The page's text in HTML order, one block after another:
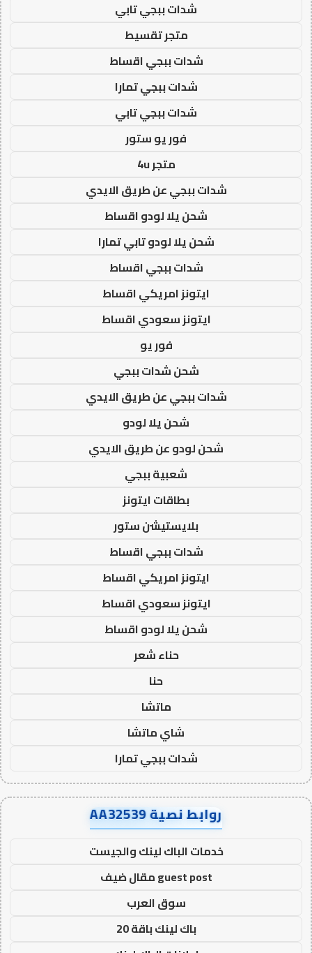
شدات ببجي تابي
متجر تقسيط
شدات ببجي اقساط
شدات ببجي تمارا
شدات ببجي تابي
فور يو ستور
متجر 4u
شدات ببجي عن طريق الايدي
شحن يلا لودو اقساط
شحن يلا لودو تابي تمارا
شدات ببجي اقساط
ايتونز امريكي اقساط
ايتونز سعودي اقساط
فور يو
شحن شدات ببجي
شدات ببجي عن طريق الايدي
شحن يلا لودو
شحن لودو عن طريق الايدي
شعبية ببجي
بطاقات ايتونز
بلايستيشن ستور
شدات ببجي اقساط
ايتونز امريكي اقساط
ايتونز سعودي اقساط
شحن يلا لودو اقساط
حناء شعر
حنا
ماتشا
شاي ماتشا
شدات ببجي تمارا
روابط نصية AA32539
خدمات الباك لينك والجيست
guest post مقال ضيف
سوق العرب
باك لينك باقة 20